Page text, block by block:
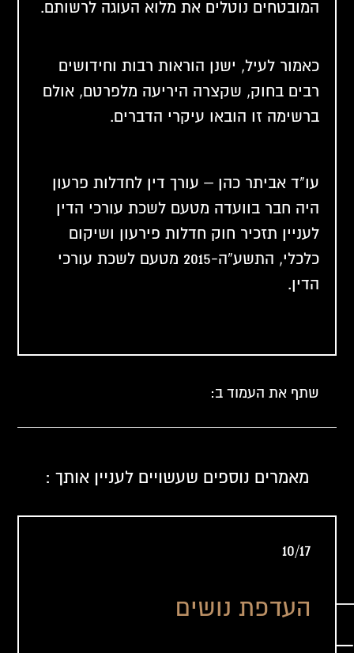
המובטחים נוטלים את מלוא העוגה לרשותם.
כאמור לעיל, ישנן הוראות רבות וחידושים
רבים בחוק, שקצרה היריעה מלפרטם, אולם
ברשימה זו הובאו עיקרי הדברים.
עו"ד אביתר כהן – עורך דין לחדלות פרעון
היה חבר בוועדה מטעם לשכת עורכי הדין
לעניין תזכיר חוק חדלות פירעון ושיקום
כלכלי, התשע”ה-2015 מטעם לשכת עורכי
הדין.
שתף את העמוד ב:
מאמרים נוספים שעשויים לעניין אותך :
10/17
העדפת נושים